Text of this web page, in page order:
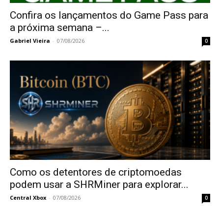
Confira os lançamentos do Game Pass para
a próxima semana –...
Gabriel Vieira - 07/08/2026 0
Como os detentores de criptomoedas
podem usar a SHRMiner para explorar...
Central Xbox - 07/08/2026 0